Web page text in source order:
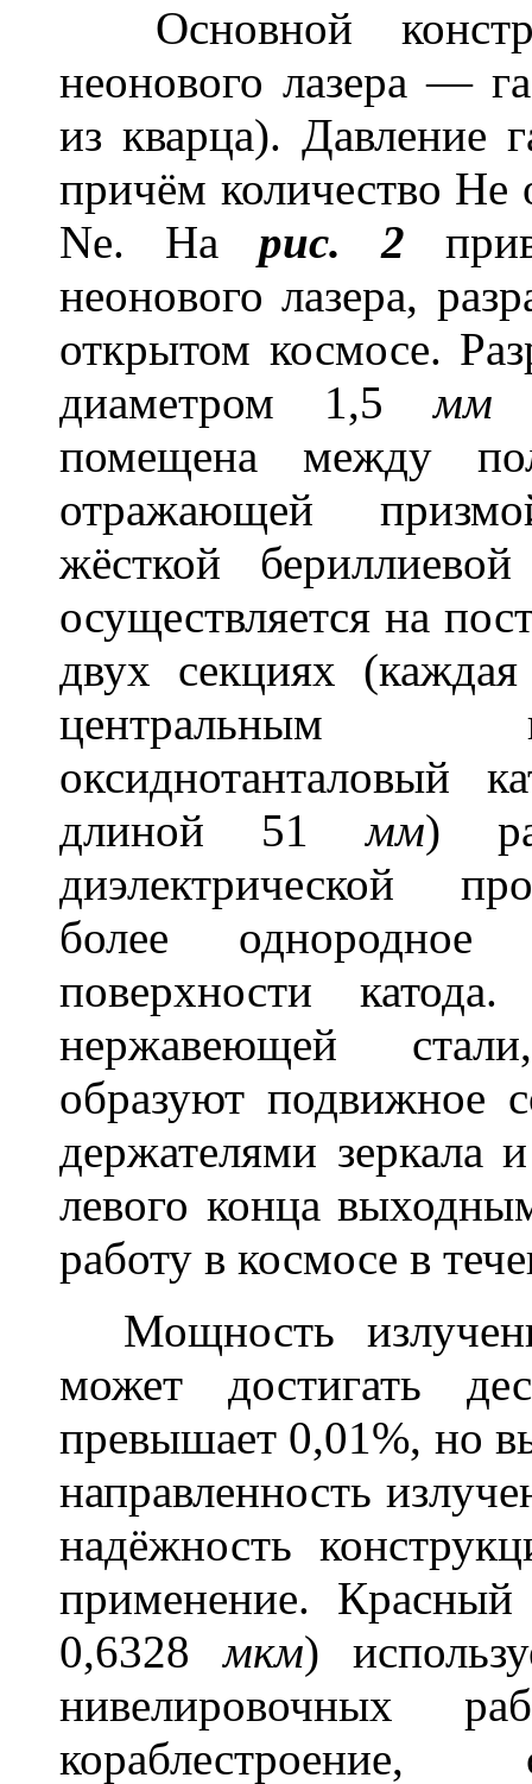
Основной
неонового лазера —
из кварца). Давление
причём количество
Ne. На рис. 2
неонового лазера,
открытом космосе.
диаметром 1,5
помещена между
отражающей
жёсткой
осуществляется на
двух секциях
центральным
оксиднотанталовый
длиной 51мм)
диэлектрической
более однородное
поверхности
нержавеющей
образуют подвижное
держателями
левого конца
работу в космосе в
Мощность
может достигать
превышает 0,01%, но
направленность
надёжность
применение.
0,6328мкм)
нивелировочных
кораблестроение,